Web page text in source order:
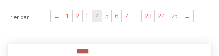
Trier par ← 1 2 3 4 5 6 7 … 23 24 25 →